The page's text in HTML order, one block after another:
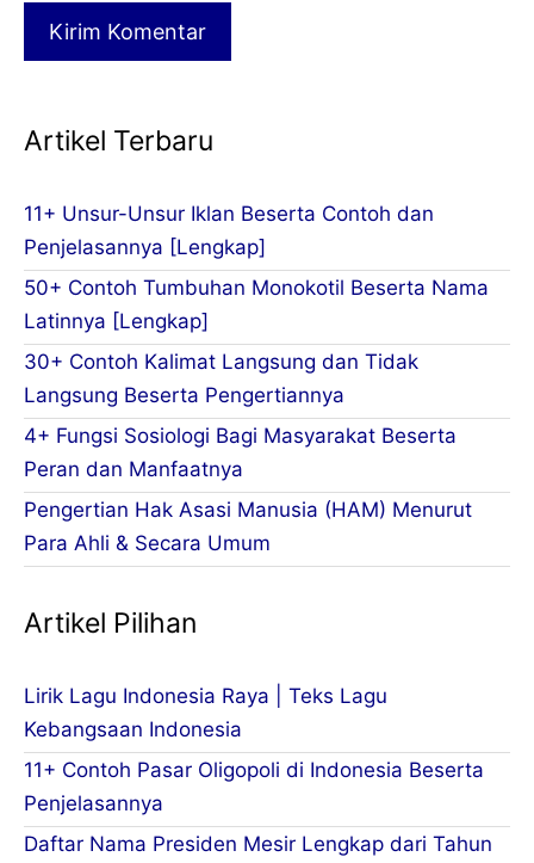
Artikel Terbaru
11+ Unsur-Unsur Iklan Beserta Contoh dan
Penjelasannya [Lengkap]
50+ Contoh Tumbuhan Monokotil Beserta Nama
Latinnya [Lengkap]
30+ Contoh Kalimat Langsung dan Tidak
Langsung Beserta Pengertiannya
4+ Fungsi Sosiologi Bagi Masyarakat Beserta
Peran dan Manfaatnya
Pengertian Hak Asasi Manusia (HAM) Menurut
Para Ahli & Secara Umum
Artikel Pilihan
Lirik Lagu Indonesia Raya | Teks Lagu
Kebangsaan Indonesia
11+ Contoh Pasar Oligopoli di Indonesia Beserta
Penjelasannya
Daftar Nama Presiden Mesir Lengkap dari Tahun